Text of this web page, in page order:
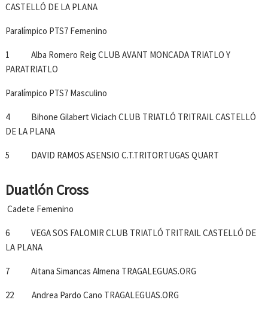
CASTELLÓ DE LA PLANA
Paralímpico PTS7 Femenino
1 Alba Romero Reig CLUB AVANT MONCADA TRIATLO Y
PARATRIATLO
Paralímpico PTS7 Masculino
4 Bihone Gilabert Viciach CLUB TRIATLÓ TRITRAIL CASTELLÓ
DE LA PLANA
5 DAVID RAMOS ASENSIO C.T.TRITORTUGAS QUART
Duatlón Cross
Cadete Femenino
6 VEGA SOS FALOMIR CLUB TRIATLÓ TRITRAIL CASTELLÓ DE
LA PLANA
7 Aitana Simancas Almena TRAGALEGUAS.ORG
22 Andrea Pardo Cano TRAGALEGUAS.ORG